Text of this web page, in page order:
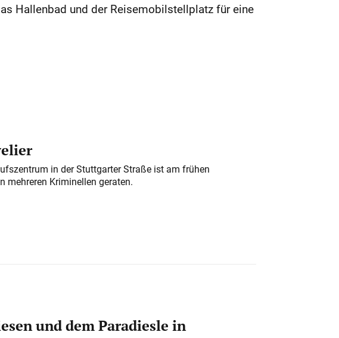
Hallenbad und der Reisemobilstellplatz für eine
in der Stuttgarter Straße ist am frühen
mehreren Kriminellen geraten.
und dem Paradiesle in